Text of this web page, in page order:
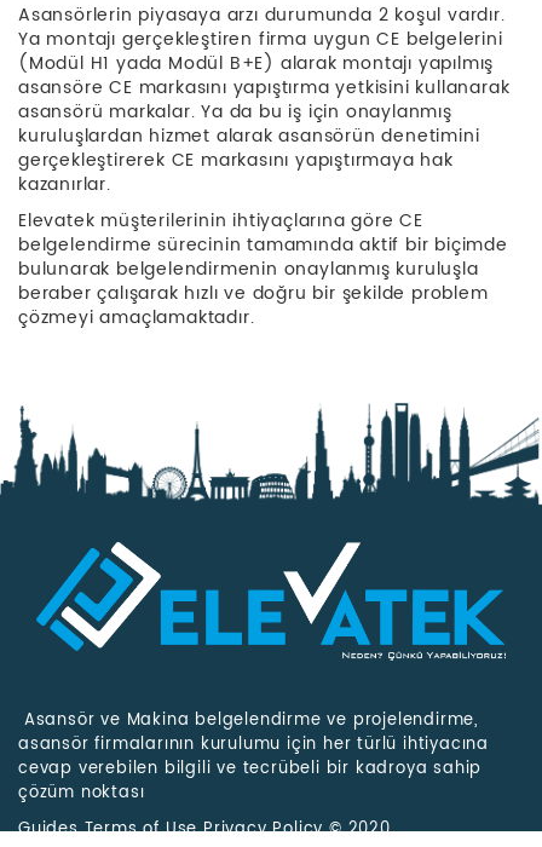
Asansörlerin piyasaya arzı durumunda 2 koşul vardır.
Ya montajı gerçekleştiren firma uygun CE belgelerini
(Modül H1 yada Modül B+E) alarak montajı yapılmış
asansöre CE markasını yapıştırma yetkisini kullanarak
asansörü markalar. Ya da bu iş için onaylanmış
kuruluşlardan hizmet alarak asansörün denetimini
gerçekleştirerek CE markasını yapıştırmaya hak
kazanırlar.
Elevatek müşterilerinin ihtiyaçlarına göre CE
belgelendirme sürecinin tamamında aktif bir biçimde
bulunarak belgelendirmenin onaylanmış kuruluşla
beraber çalışarak hızlı ve doğru bir şekilde problem
çözmeyi amaçlamaktadır.
Asansör ve Makina belgelendirme ve projelendirme,
asansör firmalarının kurulumu için her türlü ihtiyacına
cevap verebilen bilgili ve tecrübeli bir kadroya sahip
çözüm noktası
Guides Terms of Use Privacy Policy © 2020